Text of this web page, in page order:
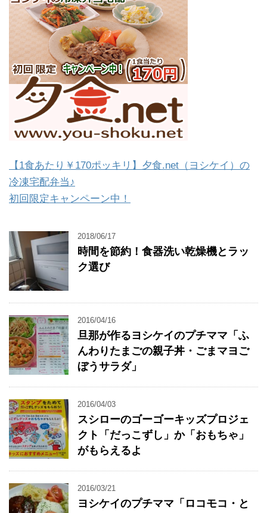
【1食あたり￥170ポッキリ】夕食.net（ヨシケイ）の
冷凍宅配弁当♪
初回限定キャンペーン中！
2018/06/17
時間を節約！食器洗い乾燥機とラッ
ク選び
2016/04/16
旦那が作るヨシケイのプチママ「ふ
んわりたまごの親子丼・ごまマヨご
ぼうサラダ」
2016/04/03
スシローのゴーゴーキッズプロジェ
クト「だっこずし」か「おもちゃ」
がもらえるよ
2016/03/21
ヨシケイのプチママ「ロコモコ・と